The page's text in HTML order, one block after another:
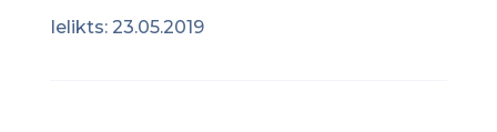
Ielikts: 23.05.2019